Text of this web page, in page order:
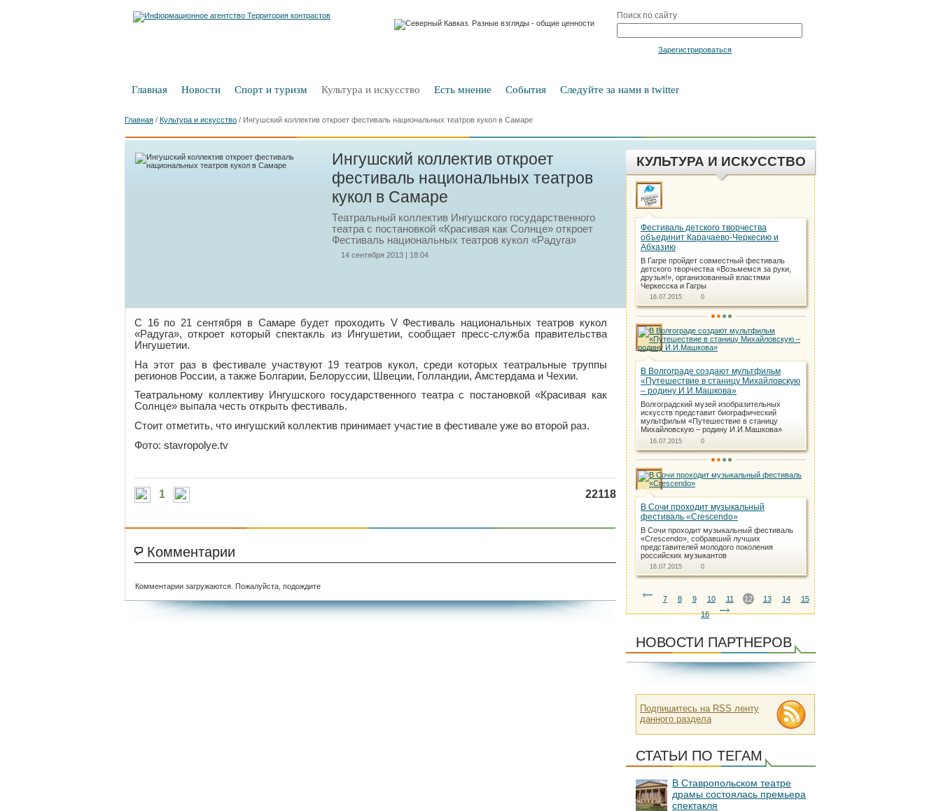
Поиск по сайту
Зарегистрироваться
Главная Новости Спорт и туризм Культура и искусство Есть мнение События Следуйте за нами в twitter
Главная / Культура и искусство / Ингушский коллектив откроет фестиваль национальных театров кукол в Самаре
Ингушский коллектив откроет
фестиваль национальных театров
кукол в Самаре
Театральный коллектив Ингушского государственного
театра с постановкой «Красивая как Солнце» откроет
Фестиваль национальных театров кукол «Радуга»
14 сентября 2013 | 18:04
С 16 по 21 сентября в Самаре будет проходить V Фестиваль национальных театров кукол
«Радуга», откроет который спектакль из Ингушетии, сообщает пресс-служба правительства
Ингушетии.
На этот раз в фестивале участвуют 19 театров кукол, среди которых театральные труппы
регионов России, а также Болгарии, Белоруссии, Швеции, Голландии, Амстердама и Чехии.
Театральному коллективу Ингушского государственного театра с постановкой «Красивая как
Солнце» выпала честь открыть фестиваль.
Стоит отметить, что ингушский коллектив принимает участие в фестивале уже во второй раз.
Фото: stavropolye.tv
1 22118
Комментарии
Комментарии загружаются. Пожалуйста, подождите
КУЛЬТУРА И ИСКУССТВО
Фестиваль детского творчества
объединит Карачаево-Черкесию и
Абхазию
В Гагре пройдет совместный фестиваль
детского творчества «Возьмемся за руки,
друзья!», организованный властями
Черкесска и Гагры
16.07.2015 0
В Волгограде создают мультфильм
«Путешествие в станицу Михайловскую
– родину И.И.Машкова»
Волгоградский музей изобразительных
искусств представит биографический
мультфильм «Путешествие в станицу
Михайловскую – родину И.И.Машкова»
16.07.2015 0
В Сочи проходит музыкальный
фестиваль «Crescendo»
В Сочи проходит музыкальный фестиваль
«Crescendo», собравший лучших
представителей молодого поколения
российских музыкантов
16.07.2015 0
7 8 9 10 11 12 13 14
15
16
НОВОСТИ ПАРТНЕРОВ
Подпишитесь на RSS ленту
данного раздела
СТАТЬИ ПО ТЕГАМ
В Ставропольском театре
драмы состоялась премьера
спектакля